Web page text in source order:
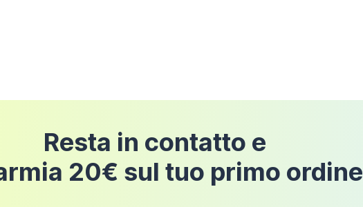
Resta in contatto e
20€ sul tuo primo ordine